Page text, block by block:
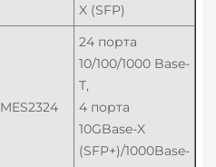
X (SFP)
MES2324
24 порта
10/100/1000 Base-
T,
4 порта
10GBase-X
(SFP+)/1000Base-